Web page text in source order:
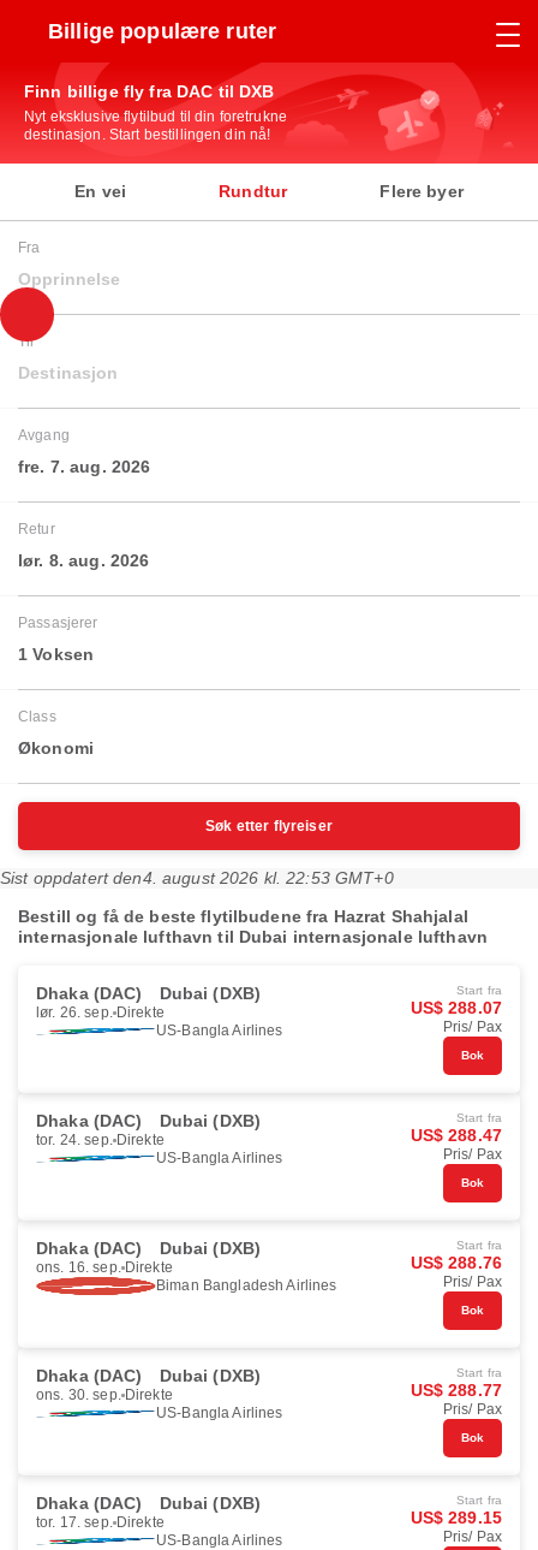
Billige populære ruter
Finn billige fly fra DAC til DXB
Nyt eksklusive flytilbud til din foretrukne
destinasjon. Start bestillingen din nå!
En vei Rundtur Flere byer
Fra
Opprinnelse
Til
Destinasjon
Avgang
fre. 7. aug. 2026
Retur
lør. 8. aug. 2026
Passasjerer
1 Voksen
Class
Økonomi
Søk etter flyreiser
Sist oppdatert den4. august 2026 kl. 22:53 GMT+0
Bestill og få de beste flytilbudene fra Hazrat Shahjalal
internasjonale lufthavn til Dubai internasjonale lufthavn
Dhaka (DAC) Dubai (DXB)
lør. 26. sep. Direkte
US-Bangla Airlines
Start fra
US$ 288.07
Pris/ Pax
Bok
Dhaka (DAC) Dubai (DXB)
tor. 24. sep. Direkte
US-Bangla Airlines
Start fra
US$ 288.47
Pris/ Pax
Bok
Dhaka (DAC) Dubai (DXB)
ons. 16. sep. Direkte
Biman Bangladesh Airlines
Start fra
US$ 288.76
Pris/ Pax
Bok
Dhaka (DAC) Dubai (DXB)
ons. 30. sep. Direkte
US-Bangla Airlines
Start fra
US$ 288.77
Pris/ Pax
Bok
Dhaka (DAC) Dubai (DXB)
tor. 17. sep. Direkte
US-Bangla Airlines
Start fra
US$ 289.15
Pris/ Pax